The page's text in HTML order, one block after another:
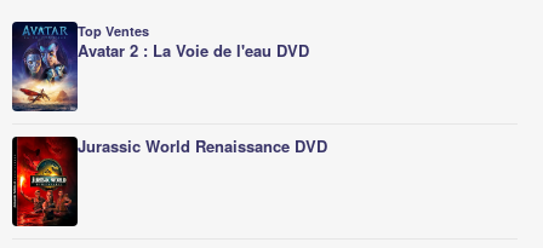
Top Ventes
Avatar 2 : La Voie de l'eau DVD
Jurassic World Renaissance DVD